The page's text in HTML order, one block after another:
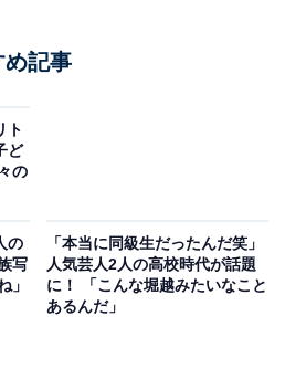
め記事
ト
ど
の
の
写
」
「本当に同級生だったんだ笑」
人気芸人2人の高校時代が話題
に！ 「こんな堀越みたいなこと
あるんだ」